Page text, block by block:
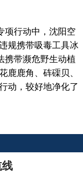
行动中，沈阳空
规携带吸毒工具冰
携带濒危野生动植
鹿鹿角、砗磲贝、
动，较好地净化了